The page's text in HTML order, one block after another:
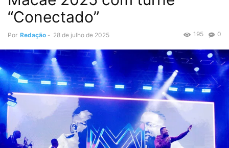
“Conectado”
Por Redação - 28 de julho de 2025 0
195